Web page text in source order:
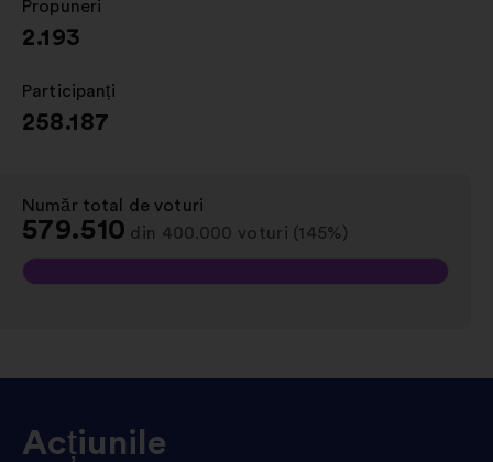
Propuneri
:
2.193
Participanți
:
258.187
Număr total de voturi
:
579.510 din 400.000 voturi (145%)
Acțiunile